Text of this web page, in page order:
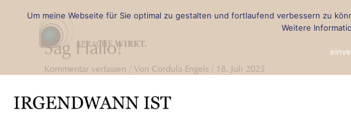
Sag Hallo!
Kommentar verfassen / Von Cordula Engels / 18. Juli 2025
Um meine Webseite für Sie optimal zu gestalten und fortlaufend verbessern zu
Weitere